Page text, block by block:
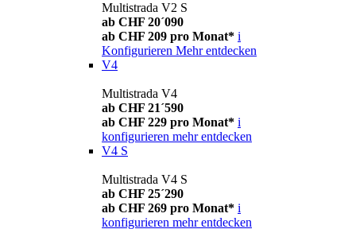
Multistrada V2 S
ab CHF 20´090
ab CHF 209 pro Monat* i
Konfigurieren Mehr entdecken
V4
Multistrada V4
ab CHF 21´590
ab CHF 229 pro Monat* i
konfigurieren mehr entdecken
V4 S
Multistrada V4 S
ab CHF 25´290
ab CHF 269 pro Monat* i
konfigurieren mehr entdecken